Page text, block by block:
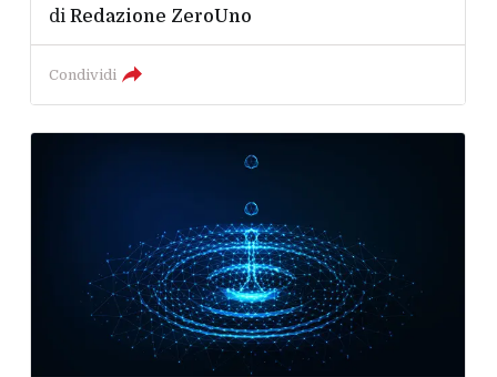
diRedazione ZeroUno
Condividi